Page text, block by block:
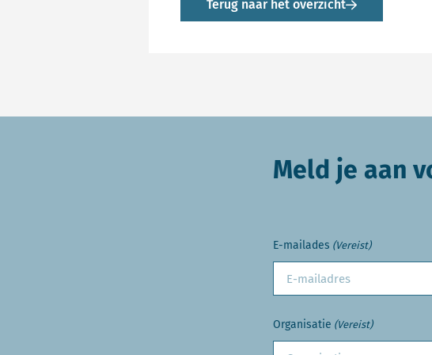
Terug naar het overzicht
Meld je aan
E-mailades (Vereist)
Organisatie (Vereist)